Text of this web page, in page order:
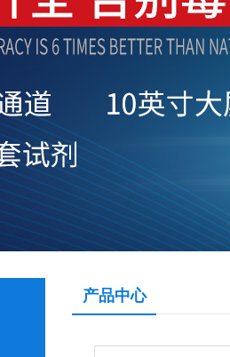
产品中心